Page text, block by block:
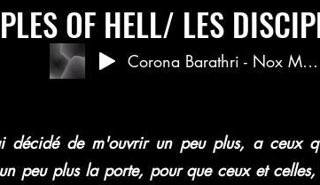
OF HELL/ LES
décidé de m'ouvrir un peu plus, a ceux
peu plus la porte, pour que ceux et
Corona Barathri - Nox Mali_1714486451839